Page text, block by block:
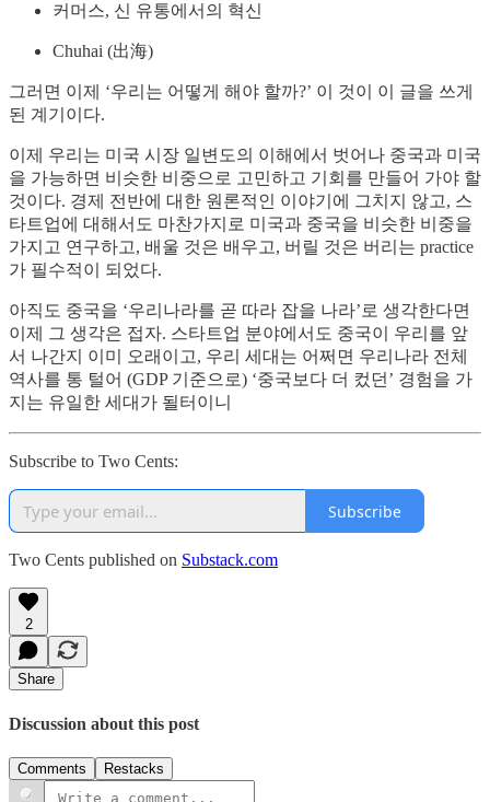
커머스, 신 유통에서의 혁신
Chuhai (出海)
그러면 이제 ‘우리는 어떻게 해야 할까?’ 이 것이 이 글을 쓰게
된 계기이다.
이제 우리는 미국 시장 일변도의 이해에서 벗어나 중국과 미국
을 가능하면 비슷한 비중으로 고민하고 기회를 만들어 가야 할
것이다. 경제 전반에 대한 원론적인 이야기에 그치지 않고, 스
타트업에 대해서도 마찬가지로 미국과 중국을 비슷한 비중을
가지고 연구하고, 배울 것은 배우고, 버릴 것은 버리는 practice
가 필수적이 되었다.
아직도 중국을 ‘우리나라를 곧 따라 잡을 나라’로 생각한다면
이제 그 생각은 접자. 스타트업 분야에서도 중국이 우리를 앞
서 나간지 이미 오래이고, 우리 세대는 어쩌면 우리나라 전체
역사를 통 털어 (GDP 기준으로) ‘중국보다 더 컸던’ 경험을 가
지는 유일한 세대가 될터이니
Subscribe to Two Cents:
Subscribe
Two Cents published on Substack.com
2
Share
Discussion about this post
Comments Restacks